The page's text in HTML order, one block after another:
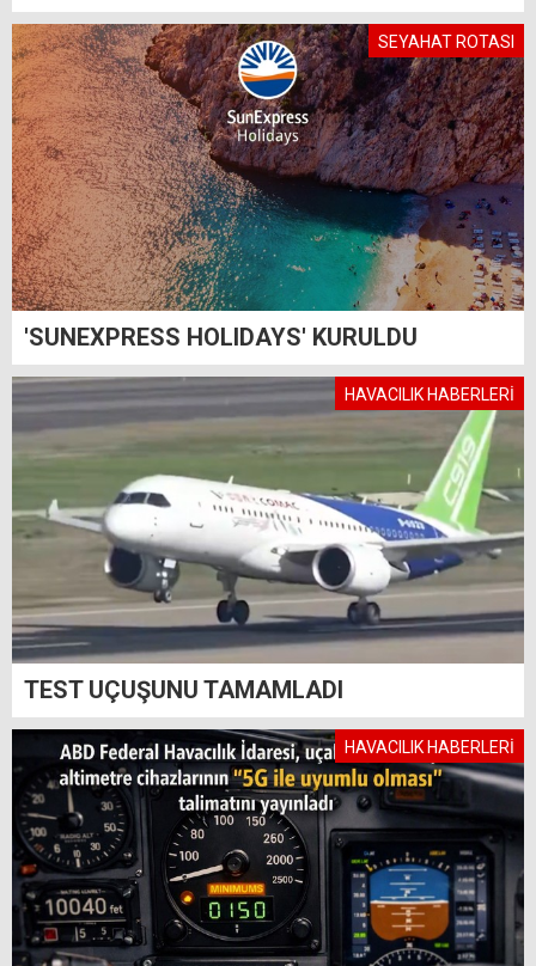
SEYAHAT ROTASI
'SUNEXPRESS HOLIDAYS' KURULDU
HAVACILIK HABERLERİ
TEST UÇUŞUNU TAMAMLADI
HAVACILIK HABERLERİ